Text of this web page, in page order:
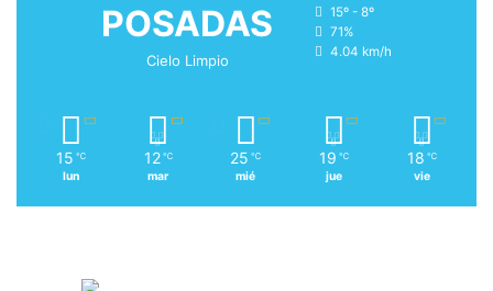
POSADAS
Cielo Limpio
15º - 8º
71%
4.04 km/h
15 ℃
lun
12 ℃
mar
25 ℃
mié
19 ℃
jue
18 ℃
vie